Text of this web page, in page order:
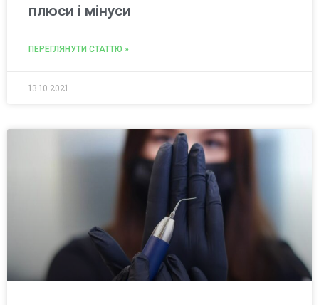
плюси і мінуси
ПЕРЕГЛЯНУТИ СТАТТЮ »
13.10.2021